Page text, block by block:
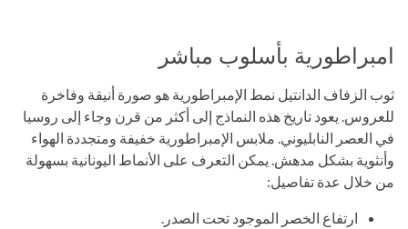
امبراطورية بأسلوب مباشر
ثوب الزفاف الدانتيل نمط الإمبراطورية هو صورة أنيقة وفاخرة
للعروس. يعود تاريخ هذه النماذج إلى أكثر من قرن وجاء إلى روسيا
في العصر النابليوني. ملابس الإمبراطورية خفيفة ومتجددة الهواء
وأنثوية بشكل مدهش. يمكن التعرف على الأنماط اليونانية بسهولة
من خلال عدة تفاصيل:
ارتفاع الخصر الموجود تحت الصدر.